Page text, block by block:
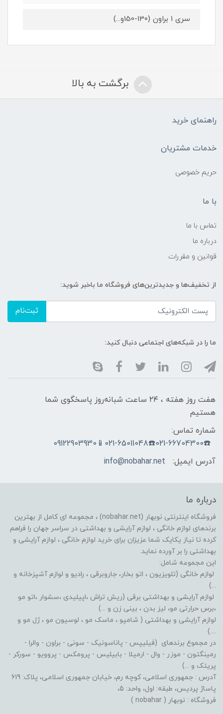
سری 1 براون (130-150و...)
برگشت به بالا
راهنمای خرید
خدمات مشتریان
حریم خصوصی
با ما
تماس با ما
درباره ما
قوانین و مقررات
از تخفیف‌ها و جدیدترین‌های فروشگاه ما باخبر شوید:
ثبت‌نام
ما را در شبکه‌های اجتماعی دنبال کنید:
هفت روز هفته ، ۲۴ ساعت شبانه‌روز پاسخگوی شما
هستیم
شماره تماس:
☎️021-66704300☎️021-65011048📱09122903930
آدرس ایمیل:
info@nobahar.net
درباره ما
فروشگاه اینترنتی نوبهار (nobahar.net) ، مجموعه ای کامل از بهترین
برندهای لوازم خانگی ، لوازم آرایشی و بهداشتی در سراسر جهان را فراهم
کرده تا نیاز یکایک شما عزیزان برای خرید لوازم خانگی ، لوازم آرایشی و
بهداشتی را بر آورده نماید.
این مجموعه شامل:
لوازم خانگی (تلویزیون ، اتو بخار، جاروبرقی ، رادیو و لوازم آشپزخانه و
...)
لوازم آرایشی و بهداشتی برقی (ریش تراش ،اپیلیدی ،سشوار ،اتو مو
،برس حرارتی مو، لیز بدن ، بینی زن و ...)
لوازم آرایشی و بهداشتی ( شامپو ، ماسک مو ، لوسیون مو ، ژل مو و
....)
در مجموع برندهای (فیلیپس - پاناسونیک - سونی - براون - والرا -
رمینگتون - موزر - وال - ارمیلا - بابیلیس - پرومکس - پروویو - سورکر -
پریتک و ...)
آدرس : جمهوری اسلامی، کوچه رم، خیابان جمهوری اسلامی، پلاک: 619
پاساژ پردیس، طبقه: اول، واحد: 5،
فروشگاه : نوبهار ( nobahar )